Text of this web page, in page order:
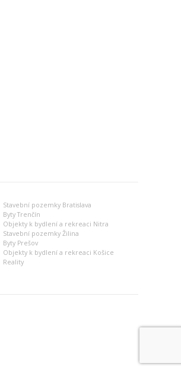
Stavební pozemky Bratislava
Byty Trenčín
Objekty k bydlení a rekreaci Nitra
Stavební pozemky Žilina
Byty Prešov
Objekty k bydlení a rekreaci Košice
Reality